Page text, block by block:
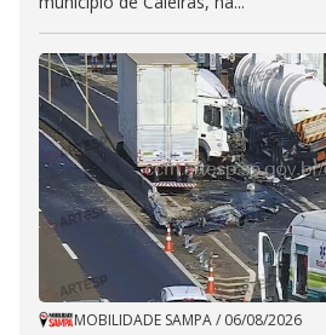
MOBILIDADE SAMPA/ 06/08/2026